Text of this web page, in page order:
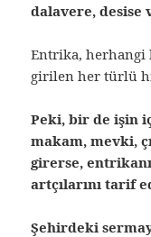
dalavere,
Entrika, herhangi
girilen her türlü
Peki, bir de işin
makam, mevki,
girerse,
artçılarını tarif
Şehirdeki